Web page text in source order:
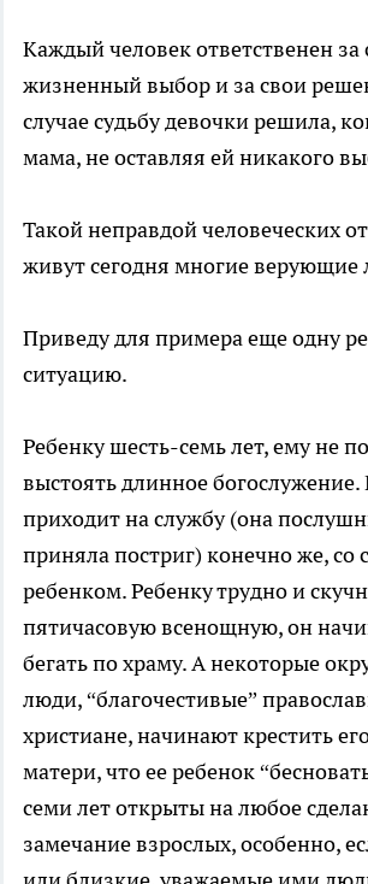
Каждый человек ответственен за
жизненный выбор и за свои
случае судьбу девочки решила,
мама, не оставляя ей никакого
Такой неправдой человеческих
живут сегодня многие верующие
Приведу для примера еще одну
ситуацию.
Ребенку шесть-семь лет, ему не
выстоять длинное
приходит на службу (она
приняла постриг) конечно же, со
ребенком. Ребенку трудно и
пятичасовую всенощную, он
бегать по храму. А некоторые
люди, “благочестивые”
христиане, начинают крестить
матери, что ее ребенок
семи лет открыты на любое
замечание взрослых, особенно,